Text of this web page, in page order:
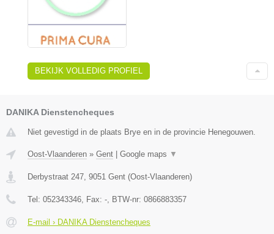
BEKIJK VOLLEDIG PROFIEL
DANIKA Dienstencheques
Niet gevestigd in de plaats Brye en in de provincie Henegouwen.
Oost-Vlaanderen » Gent Google maps ▼
Derbystraat 247, 9051 Gent (Oost-Vlaanderen)
Tel: 052343346, Fax: -, BTW-nr: 0866883357
E-mail › DANIKA Dienstencheques